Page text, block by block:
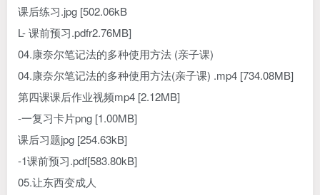
课后练习.jpg [502.06kB
L- 课前预习.pdfr2.76MB]
04.康奈尔笔记法的多种使用方法 (亲子课)
04.康奈尔笔记法的多种使用方法(亲子课) .mp4 [734.08MB]
第四课课后作业视频mp4 [2.12MB]
-一复习卡片png [1.00MB]
课后习题jpg [254.63kB]
-1课前预习.pdf[583.80kB]
05.让东西变成人